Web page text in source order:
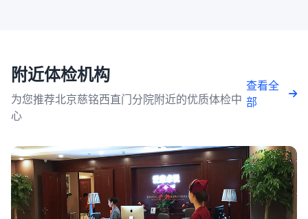
附近体检机构
为您推荐北京慈铭西直门分院附近的优质体检中
心
查看全
部